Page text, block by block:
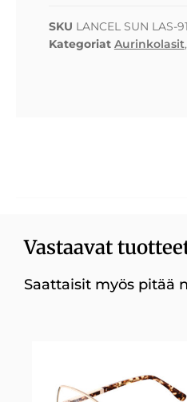
SKU LANCEL SUN LAS-
Kategoriat Aurinkolasit,
Vastaavat
Saattaisit myös pitää